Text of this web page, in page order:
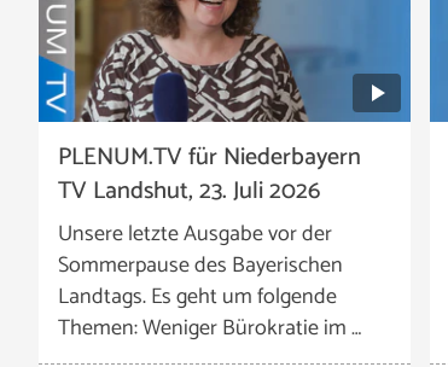
PLENUM.TV für Niederbayern
TV Landshut, 23. Juli 2026
Unsere letzte Ausgabe vor der
Sommerpause des Bayerischen
Landtags. Es geht um folgende
Themen: Weniger Bürokratie im …